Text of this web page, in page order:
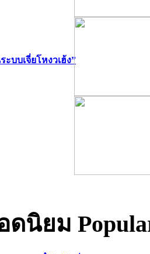
บบเจี่ยโหงวเฮ้ง”
ดนิยม